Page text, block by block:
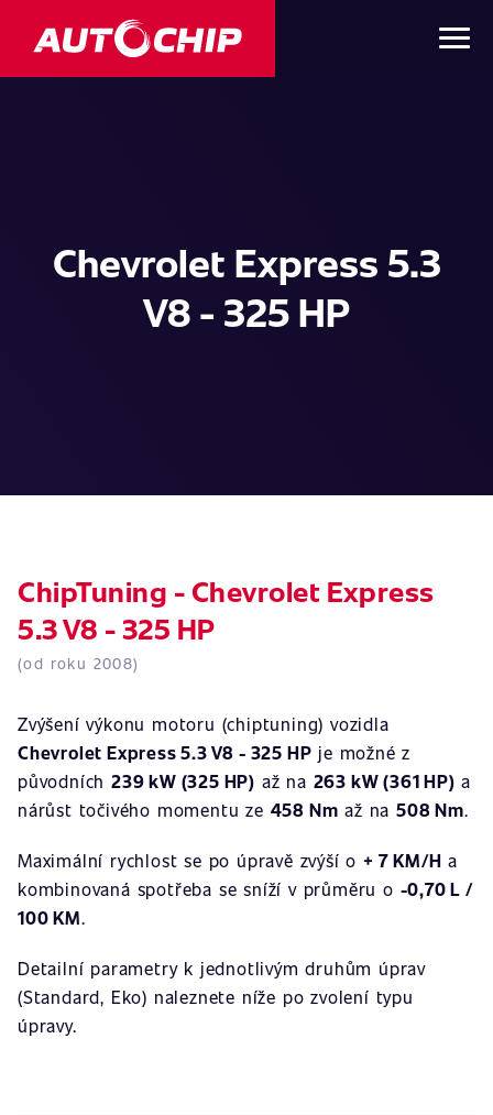
Chevrolet Express 5.3
V8 - 325 HP
ChipTuning - Chevrolet Express
5.3 V8 - 325 HP
(od roku 2008)
Zvýšení výkonu motoru (chiptuning) vozidla
Chevrolet Express 5.3 V8 - 325 HP je možné z
původních239 kW (325 HP) až na 263 kW (361 HP) a
nárůst točivého momentu ze 458 Nm až na508 Nm.
Maximální rychlost se po úpravě zvýší o + 7 KM/H a
kombinovaná spotřeba se sníží v průměru o -0,70 L /
100 KM.
Detailní parametry k jednotlivým druhům úprav
(Standard, Eko) naleznete níže po zvolení typu
úpravy.